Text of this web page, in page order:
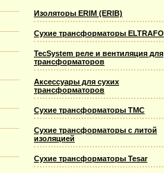
Изоляторы ERIM (ERIB)
Сухие трансформаторы ELTRAFO
TecSystem реле и вентиляция для
трансформаторов
Аксессуары для сухих
трансформаторов
Сухие трансформаторы TMC
Сухие трансформаторы с литой
изоляцией
Сухие трансформаторы Tesar